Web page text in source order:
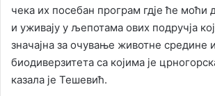
чека их посебан програм гдје ће
и уживају у љепотама ових подручја
значајна за очување животне средине и
биодиверзитета са којима је
казала је Тешевић.